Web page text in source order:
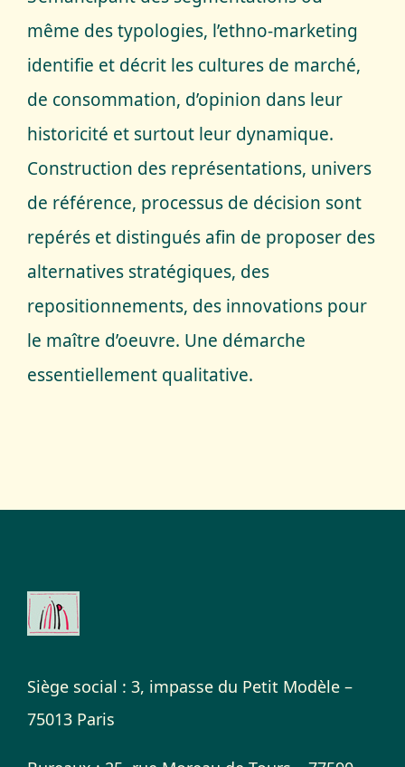
Serious Game
Editorialisation
même des typologies, l’ethno-marketing
identifie et décrit les cultures de marché,
de consommation, d’opinion dans leur
historicité et surtout leur dynamique.
Construction des représentations, univers
de référence, processus de décision sont
repérés et distingués afin de proposer des
alternatives stratégiques, des
repositionnements, des innovations pour
le maître d’oeuvre. Une démarche
essentiellement qualitative.
Siège social : 3, impasse du Petit Modèle –
75013 Paris